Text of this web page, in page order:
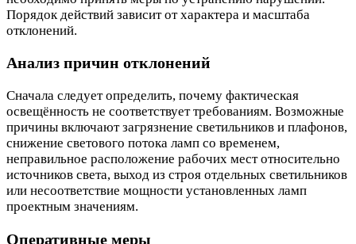
Порядок действий зависит от характера и масштаба
отклонений.
Анализ причин отклонений
Сначала следует определить, почему фактическая
освещённость не соответствует требованиям. Возможные
причины включают загрязнение светильников и плафонов,
снижение светового потока ламп со временем,
неправильное расположение рабочих мест относительно
источников света, выход из строя отдельных светильников
или несоответствие мощности установленных ламп
проектным значениям.
Оперативные меры